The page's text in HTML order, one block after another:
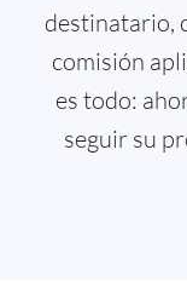
destinatario,
comisión
es todo:
seguir su